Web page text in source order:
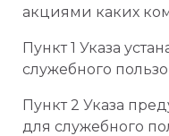
акциями каких
Пункт 1 Указа
служебного
Пункт 2 Указа
для служебного